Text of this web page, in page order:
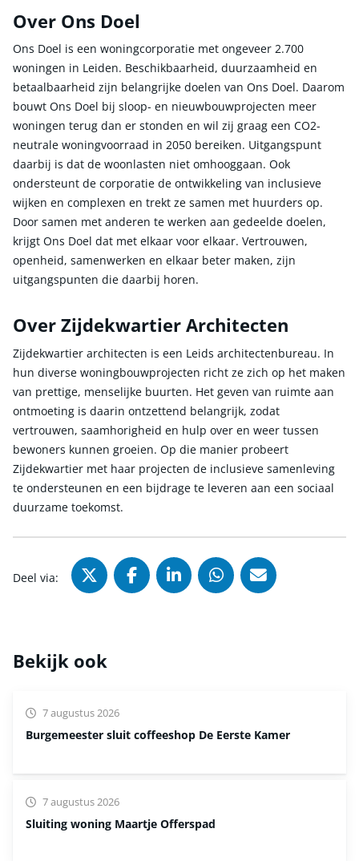
Over Ons Doel
Ons Doel is een woningcorporatie met ongeveer 2.700
woningen in Leiden. Beschikbaarheid, duurzaamheid en
betaalbaarheid zijn belangrijke doelen van Ons Doel. Daarom
bouwt Ons Doel bij sloop- en nieuwbouwprojecten meer
woningen terug dan er stonden en wil zij graag een CO2-
neutrale woningvoorraad in 2050 bereiken. Uitgangspunt
daarbij is dat de woonlasten niet omhooggaan. Ook
ondersteunt de corporatie de ontwikkeling van inclusieve
wijken en complexen en trekt ze samen met huurders op.
Door samen met anderen te werken aan gedeelde doelen,
krijgt Ons Doel dat met elkaar voor elkaar. Vertrouwen,
openheid, samenwerken en elkaar beter maken, zijn
uitgangspunten die daarbij horen.
Over Zijdekwartier Architecten
Zijdekwartier architecten is een Leids architectenbureau. In
hun diverse woningbouwprojecten richt ze zich op het maken
van prettige, menselijke buurten. Het geven van ruimte aan
ontmoeting is daarin ontzettend belangrijk, zodat
vertrouwen, saamhorigheid en hulp over en weer tussen
bewoners kunnen groeien. Op die manier probeert
Zijdekwartier met haar projecten de inclusieve samenleving
te ondersteunen en een bijdrage te leveren aan een sociaal
duurzame toekomst.
Deel via: Deel via X (Twitter), opent in
Deel via Facebook, opent
Deel via LinkedIn,
Deel viaDeel via
Bekijk ook
Burgemeester sluit coffeeshop De Eerste Kamer
7 augustus 2026
Sluiting woning Maartje Offerspad
7 augustus 2026